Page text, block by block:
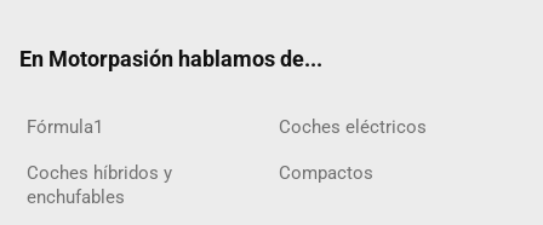
En Motorpasión hablamos de...
Fórmula1 Coches eléctricos
Coches híbridos y
enchufables
Compactos